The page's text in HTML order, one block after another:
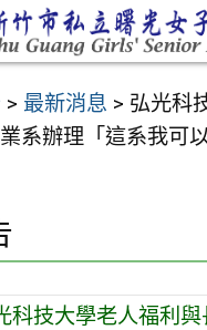
> 最新消息 > 弘光科
系辦理「這系我可
科技大學老人福利